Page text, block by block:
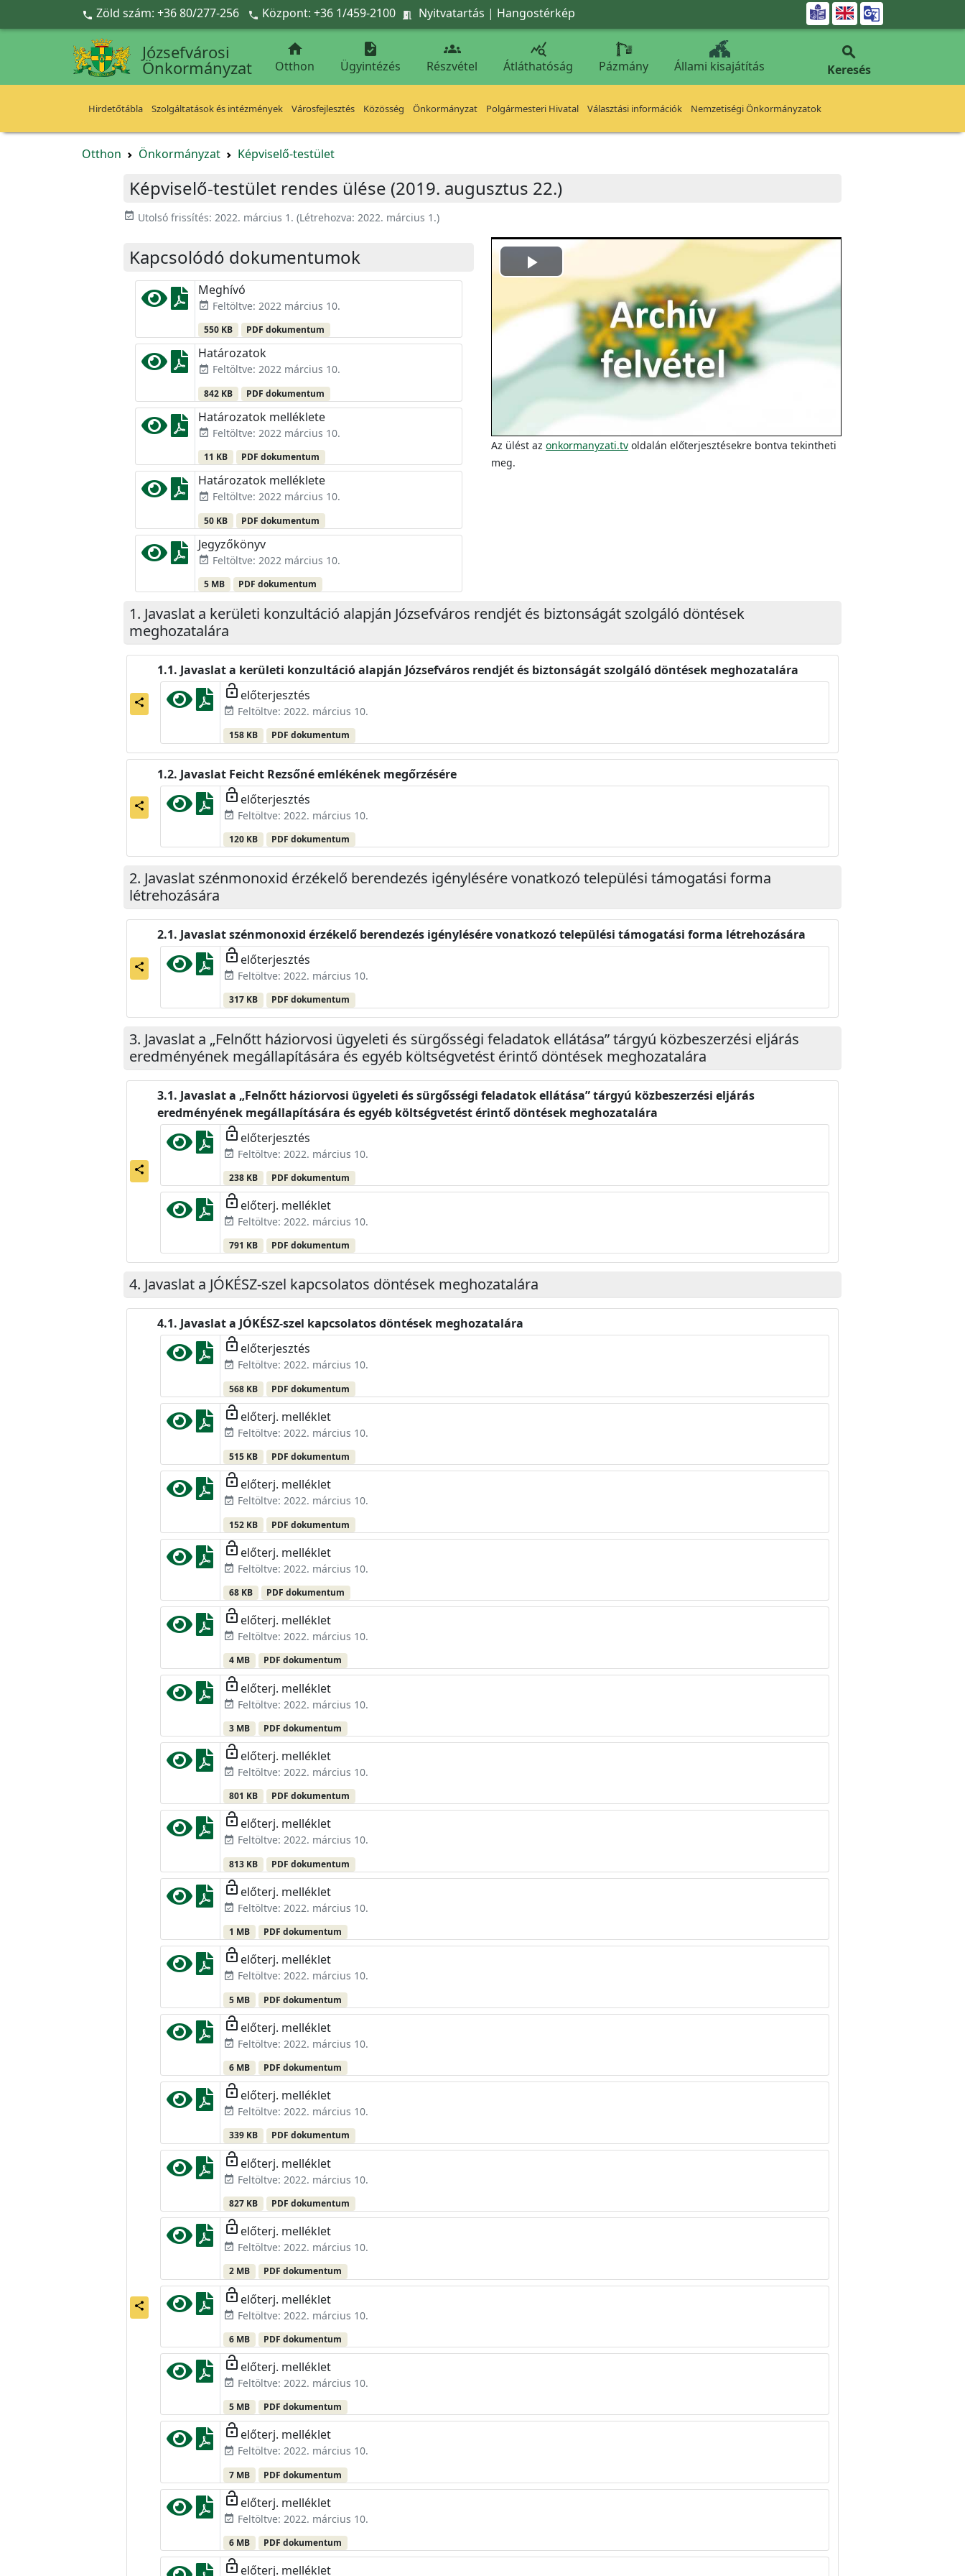
Ugrás a fő tartalomra
 Zöld szám: +36 80/277-256  Központ: +36 1/459-2100  Nyitvatartás | Hangostérkép 
Józsefvárosi
Önkormányzat

Otthon

Ügyintézés

Részvétel

Átláthatóság Pázmány Állami kisajátítás

Keresés
Hirdetőtábla Szolgáltatások és intézmények Városfejlesztés Közösség Önkormányzat Polgármesteri Hivatal Választási információk Nemzetiségi Önkormányzatok
Otthon Önkormányzat Képviselő-testület
Képviselő-testület rendes ülése (2019. augusztus 22.)
event_available Utolsó frissítés: 2022. március 1. (Létrehozva: 2022. március 1.)
Kapcsolódó dokumentumok
Meghívó
event_available Feltöltve: 2022 március 10.
550 KB PDF dokumentum
Határozatok
event_available Feltöltve: 2022 március 10.
842 KB PDF dokumentum
Határozatok melléklete
event_available Feltöltve: 2022 március 10.
11 KB PDF dokumentum
Határozatok melléklete
event_available Feltöltve: 2022 március 10.
50 KB PDF dokumentum
Jegyzőkönyv
event_available Feltöltve: 2022 március 10.
5 MB PDF dokumentum
Play
Video
Az ülést az onkormanyzati.tv oldalán előterjesztésekre bontva tekintheti
meg.
Javaslat a kerületi konzultáció alapján Józsefváros rendjét és biztonságát szolgáló döntések
meghozatalára
share
Javaslat a kerületi konzultáció alapján Józsefváros rendjét és biztonságát szolgáló döntések meghozatalára
lock_open előterjesztés
event_available Feltöltve: 2022. március 10.
158 KB PDF dokumentum
share
Javaslat Feicht Rezsőné emlékének megőrzésére
lock_open előterjesztés
event_available Feltöltve: 2022. március 10.
120 KB PDF dokumentum
Javaslat szénmonoxid érzékelő berendezés igénylésére vonatkozó települési támogatási forma
létrehozására
share
Javaslat szénmonoxid érzékelő berendezés igénylésére vonatkozó települési támogatási forma létrehozására
lock_open előterjesztés
event_available Feltöltve: 2022. március 10.
317 KB PDF dokumentum
Javaslat a „Felnőtt háziorvosi ügyeleti és sürgősségi feladatok ellátása” tárgyú közbeszerzési eljárás
eredményének megállapítására és egyéb költségvetést érintő döntések meghozatalára
share
Javaslat a „Felnőtt háziorvosi ügyeleti és sürgősségi feladatok ellátása” tárgyú közbeszerzési eljárás
eredményének megállapítására és egyéb költségvetést érintő döntések meghozatalára
lock_open előterjesztés
event_available Feltöltve: 2022. március 10.
238 KB PDF dokumentum
lock_open előterj. melléklet
event_available Feltöltve: 2022. március 10.
791 KB PDF dokumentum
Javaslat a JÓKÉSZ-szel kapcsolatos döntések meghozatalára
share
Javaslat a JÓKÉSZ-szel kapcsolatos döntések meghozatalára
lock_open előterjesztés
event_available Feltöltve: 2022. március 10.
568 KB PDF dokumentum
lock_open előterj. melléklet
event_available Feltöltve: 2022. március 10.
515 KB PDF dokumentum
lock_open előterj. melléklet
event_available Feltöltve: 2022. március 10.
152 KB PDF dokumentum
lock_open előterj. melléklet
event_available Feltöltve: 2022. március 10.
68 KB PDF dokumentum
lock_open előterj. melléklet
event_available Feltöltve: 2022. március 10.
4 MB PDF dokumentum
lock_open előterj. melléklet
event_available Feltöltve: 2022. március 10.
3 MB PDF dokumentum
lock_open előterj. melléklet
event_available Feltöltve: 2022. március 10.
801 KB PDF dokumentum
lock_open előterj. melléklet
event_available Feltöltve: 2022. március 10.
813 KB PDF dokumentum
lock_open előterj. melléklet
event_available Feltöltve: 2022. március 10.
1 MB PDF dokumentum
lock_open előterj. melléklet
event_available Feltöltve: 2022. március 10.
5 MB PDF dokumentum
lock_open előterj. melléklet
event_available Feltöltve: 2022. március 10.
6 MB PDF dokumentum
lock_open előterj. melléklet
event_available Feltöltve: 2022. március 10.
339 KB PDF dokumentum
lock_open előterj. melléklet
event_available Feltöltve: 2022. március 10.
827 KB PDF dokumentum
lock_open előterj. melléklet
event_available Feltöltve: 2022. március 10.
2 MB PDF dokumentum
lock_open előterj. melléklet
event_available Feltöltve: 2022. március 10.
6 MB PDF dokumentum
lock_open előterj. melléklet
event_available Feltöltve: 2022. március 10.
5 MB PDF dokumentum
lock_open előterj. melléklet
event_available Feltöltve: 2022. március 10.
7 MB PDF dokumentum
lock_open előterj. melléklet
event_available Feltöltve: 2022. március 10.
6 MB PDF dokumentum
lock_open előterj. melléklet